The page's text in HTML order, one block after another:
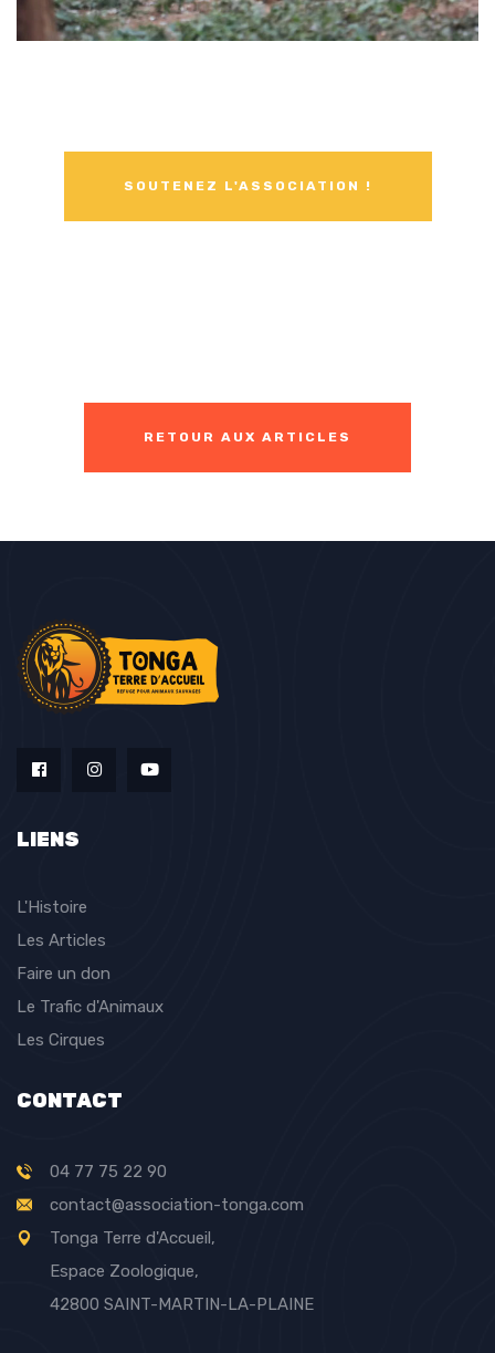
SOUTENEZ L'ASSOCIATION !
RETOUR AUX ARTICLES
LIENS
L'Histoire
Les Articles
Faire un don
Le Trafic d'Animaux
Les Cirques
CONTACT
04 77 75 22 90
contact@association-tonga.com
Tonga Terre d'Accueil,
Espace Zoologique,
42800 SAINT-MARTIN-LA-PLAINE